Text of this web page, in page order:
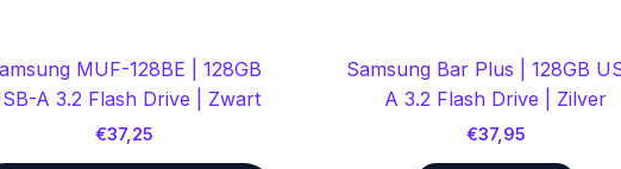
MUF-128BE | 128GB
A 3.2 Flash Drive | Zwart
€37,25
Samsung Bar Plus | 128GB
A 3.2 Flash Drive | Zilver
€37,95